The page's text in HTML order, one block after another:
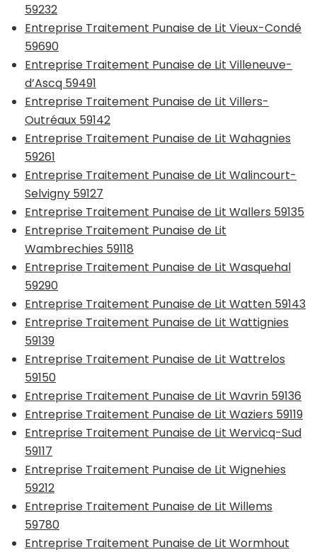
59232
Entreprise Traitement Punaise de Lit Vieux-Condé
59690
Entreprise Traitement Punaise de Lit Villeneuve-
d’Ascq 59491
Entreprise Traitement Punaise de Lit Villers-
Outréaux 59142
Entreprise Traitement Punaise de Lit Wahagnies
59261
Entreprise Traitement Punaise de Lit Walincourt-
Selvigny 59127
Entreprise Traitement Punaise de Lit Wallers 59135
Entreprise Traitement Punaise de Lit
Wambrechies 59118
Entreprise Traitement Punaise de Lit Wasquehal
59290
Entreprise Traitement Punaise de Lit Watten 59143
Entreprise Traitement Punaise de Lit Wattignies
59139
Entreprise Traitement Punaise de Lit Wattrelos
59150
Entreprise Traitement Punaise de Lit Wavrin 59136
Entreprise Traitement Punaise de Lit Waziers 59119
Entreprise Traitement Punaise de Lit Wervicq-Sud
59117
Entreprise Traitement Punaise de Lit Wignehies
59212
Entreprise Traitement Punaise de Lit Willems
59780
Entreprise Traitement Punaise de Lit Wormhout